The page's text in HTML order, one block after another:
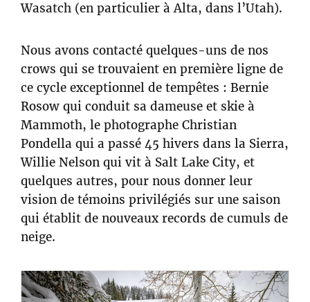
Wasatch (en particulier à Alta, dans l’Utah).
Nous avons contacté quelques-uns de nos
crows qui se trouvaient en première ligne de
ce cycle exceptionnel de tempêtes : Bernie
Rosow qui conduit sa dameuse et skie à
Mammoth, le photographe Christian
Pondella qui a passé 45 hivers dans la Sierra,
Willie Nelson qui vit à Salt Lake City, et
quelques autres, pour nous donner leur
vision de témoins privilégiés sur une saison
qui établit de nouveaux records de cumuls de
neige.